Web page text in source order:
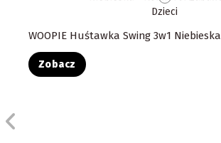
WOOPIE Huśtawka Swing 3w1 Niebieska
Zobacz